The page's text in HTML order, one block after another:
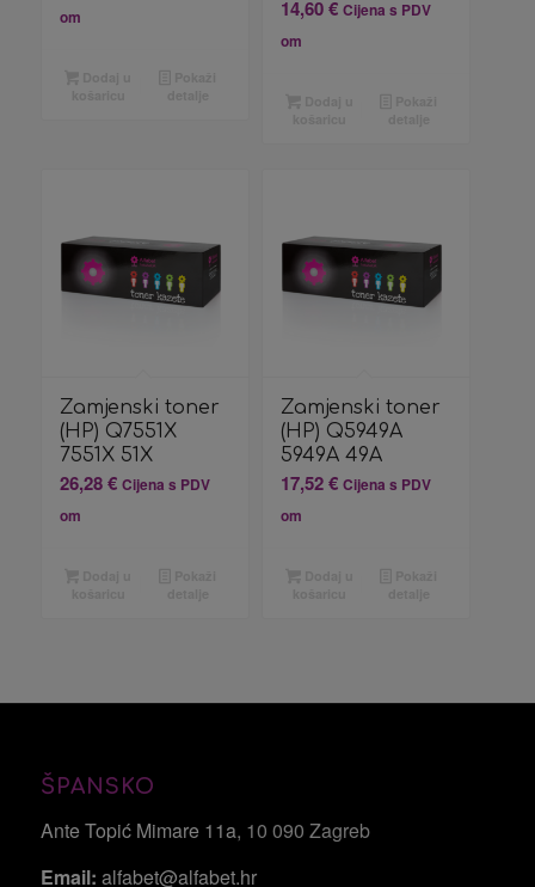
om
14,60€ Cijena s PDV
om
Zamjenski toner
(HP) Q7551X
7551X 51X
26,28€ Cijena s PDV
om
Zamjenski toner
(HP) Q5949A
5949A 49A
17,52€ Cijena s PDV
om
ŠPANSKO
Ante Topić Mimare 11a, 10 090 Zagreb
Email: alfabet@alfabet.hr